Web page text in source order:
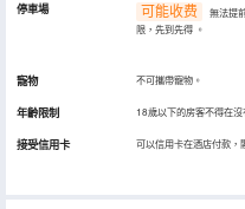
停車場 可能收费 無法提
限，先到先得 。
寵物 不可攜帶寵物。
年齡限制 18歲以下的房客不得在
接受信用卡 可以信用卡在酒店付款，